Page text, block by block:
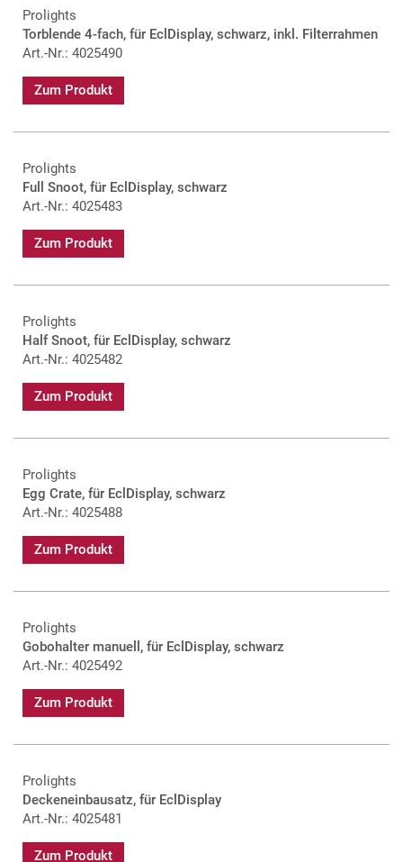
Prolights
Torblende 4-fach, für EclDisplay, schwarz, inkl. Filterrahmen
Art.-Nr.: 4025490
Zum Produkt
Prolights
Full Snoot, für EclDisplay, schwarz
Art.-Nr.: 4025483
Zum Produkt
Prolights
Half Snoot, für EclDisplay, schwarz
Art.-Nr.: 4025482
Zum Produkt
Prolights
Egg Crate, für EclDisplay, schwarz
Art.-Nr.: 4025488
Zum Produkt
Prolights
Gobohalter manuell, für EclDisplay, schwarz
Art.-Nr.: 4025492
Zum Produkt
Prolights
Deckeneinbausatz, für EclDisplay
Art.-Nr.: 4025481
Zum Produkt